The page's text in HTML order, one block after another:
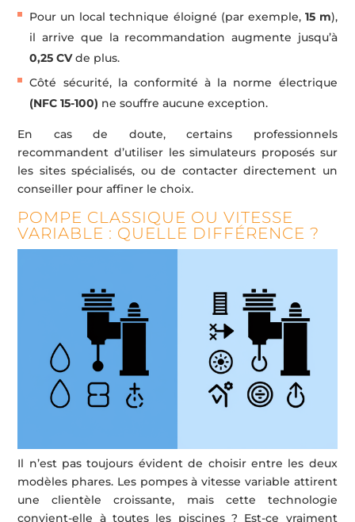
Pour un local technique éloigné (par exemple, 15 m),
il arrive que la recommandation augmente jusqu’à
0,25 CVde plus.
Côté sécurité, la conformité à la norme électrique
(NFC 15-100) ne souffre aucune exception.
En cas de doute, certains professionnels
recommandent d’utiliser les simulateurs proposés sur
les sites spécialisés, ou de contacter directement un
conseiller pour affiner le choix.
POMPE CLASSIQUE OU VITESSE
VARIABLE : QUELLE DIFFÉRENCE ?
Il n’est pas toujours évident de choisir entre les deux
modèles phares. Les pompes à vitesse variable attirent
une clientèle croissante, mais cette technologie
convient-elle à toutes les piscines ? Est-ce vraiment